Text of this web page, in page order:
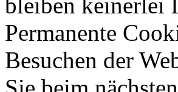
bleiben keinerlei
Permanente
Besuchen der